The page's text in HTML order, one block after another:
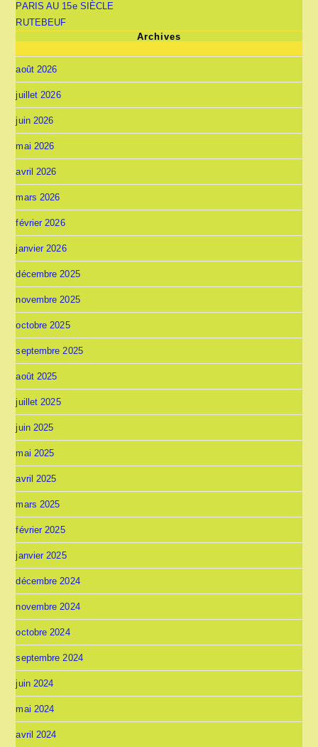
PARIS AU 15e SIÈCLE
RUTEBEUF
Archives
août 2026
juillet 2026
juin 2026
mai 2026
avril 2026
mars 2026
février 2026
janvier 2026
décembre 2025
novembre 2025
octobre 2025
septembre 2025
août 2025
juillet 2025
juin 2025
mai 2025
avril 2025
mars 2025
février 2025
janvier 2025
décembre 2024
novembre 2024
octobre 2024
septembre 2024
juin 2024
mai 2024
avril 2024